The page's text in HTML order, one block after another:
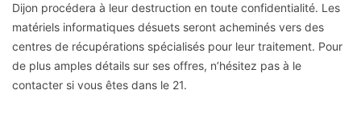
Dijon procédera à leur destruction en toute confidentialité. Les
matériels informatiques désuets seront acheminés vers des
centres de récupérations spécialisés pour leur traitement. Pour
de plus amples détails sur ses offres, n’hésitez pas à le
contacter si vous êtes dans le 21.